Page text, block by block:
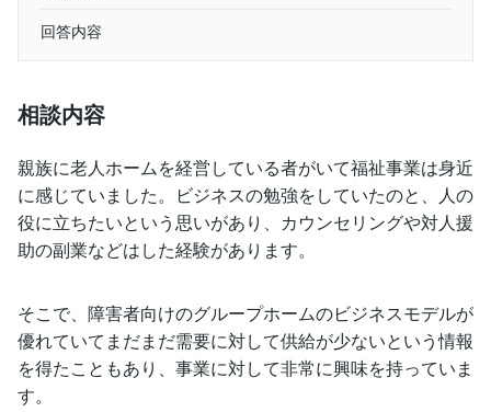
回答内容
相談内容
親族に老人ホームを経営している者がいて福祉事業は身近
に感じていました。ビジネスの勉強をしていたのと、人の
役に立ちたいという思いがあり、カウンセリングや対人援
助の副業などはした経験があります。
そこで、障害者向けのグループホームのビジネスモデルが
優れていてまだまだ需要に対して供給が少ないという情報
を得たこともあり、事業に対して非常に興味を持っていま
す。